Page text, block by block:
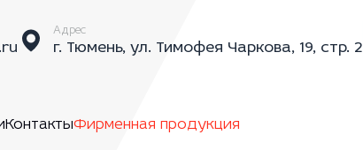
Адрес
г. Тюмень, ул. Тимофея Чаркова, 19, стр. 2
КонтактыФирменная продукция